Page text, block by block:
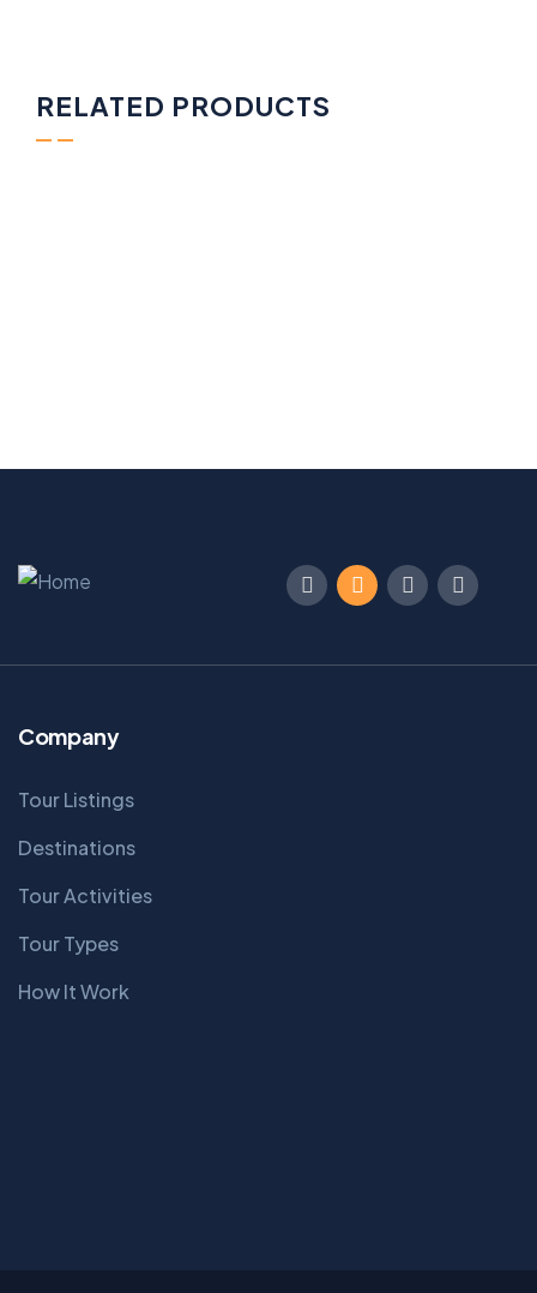
RELATED PRODUCTS
Company
Tour Listings
Destinations
Tour Activities
Tour Types
How It Work